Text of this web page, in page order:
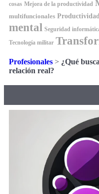
cosas Mejora de la productividad
multifuncionales
mental Seguridad
Tecnología militar
Profesionales > ¿Qué
relación real?